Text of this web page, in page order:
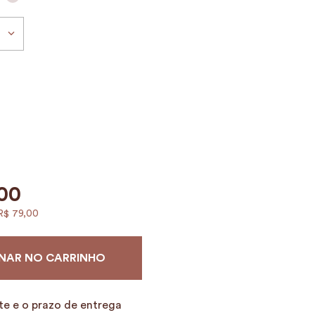
79,00
NO CARRINHO
e o prazo de entrega